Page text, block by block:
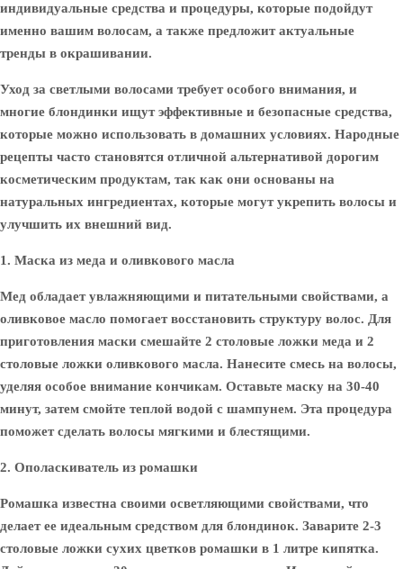
индивидуальные средства и процедуры, которые подойдут
именно вашим волосам, а также предложит актуальные
тренды в окрашивании.
Уход за светлыми волосами требует особого внимания, и
многие блондинки ищут эффективные и безопасные средства,
которые можно использовать в домашних условиях. Народные
рецепты часто становятся отличной альтернативой дорогим
косметическим продуктам, так как они основаны на
натуральных ингредиентах, которые могут укрепить волосы и
улучшить их внешний вид.
1. Маска из меда и оливкового масла
Мед обладает увлажняющими и питательными свойствами, а
оливковое масло помогает восстановить структуру волос. Для
приготовления маски смешайте 2 столовые ложки меда и 2
столовые ложки оливкового масла. Нанесите смесь на волосы,
уделяя особое внимание кончикам. Оставьте маску на 30-40
минут, затем смойте теплой водой с шампунем. Эта процедура
поможет сделать волосы мягкими и блестящими.
2. Ополаскиватель из ромашки
Ромашка известна своими осветляющими свойствами, что
делает ее идеальным средством для блондинок. Заварите 2-3
столовые ложки сухих цветков ромашки в 1 литре кипятка.